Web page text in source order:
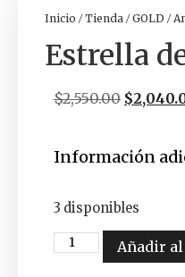
Inicio /Tienda /GOLD /
Estrella
$2,550.00 $
Información
3 disponibles
Añadir